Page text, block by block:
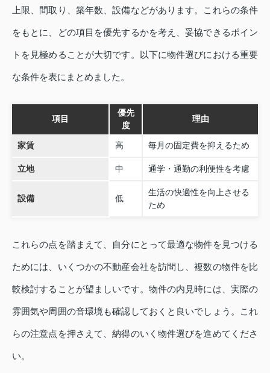
上限、間取り、築年数、設備などがあります。これらの条件
をもとに、どの項目を優先するかを考え、妥協できるポイン
トを見極めることが大切です。以下に物件選びにおける重要
な条件を表にまとめました。
項目
優先
度
理由
家賃 高 毎月の固定費を抑えるため
立地 中 通学・通勤の利便性を考慮
設備 低
生活の快適性を向上させる
ため
これらの点を踏まえて、自分にとって最適な物件を見つける
ためには、いくつかの不動産会社を訪問し、複数の物件を比
較検討することが望ましいです。物件の内見時には、実際の
雰囲気や周囲の音環境も確認しておくと良いでしょう。これ
らの注意点を押さえて、納得のいく物件選びを進めてくださ
い。